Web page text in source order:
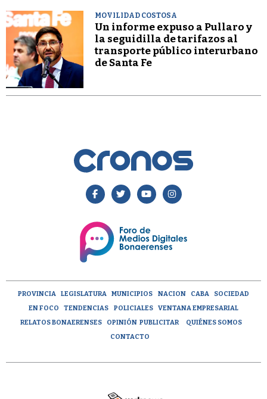
MOVILIDAD COSTOSA
Un informe expuso a Pullaro y
la seguidilla de tarifazos al
transporte público interurbano
de Santa Fe
PROVINCIA LEGISLATURA MUNICIPIOS NACION CABA
SOCIEDAD
EN FOCO
TENDENCIAS POLICIALES
VENTANA EMPRESARIAL
RELATOS BONAERENSES
OPINIÓN PUBLICITAR
QUIÉNES SOMOS
CONTACTO